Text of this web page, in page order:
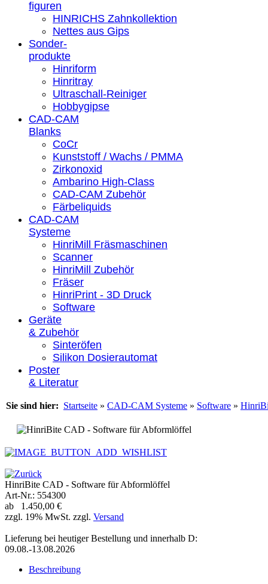
figuren
HINRICHS Zahnkollektion
Nettes aus Gips
Sonder-
produkte
Hinriform
Hinritray
Ultraschall-Reiniger
Hobbygipse
CAD-CAM
Blanks
CoCr
Kunststoff / Wachs / PMMA
Zirkonoxid
Ambarino High-Class
CAD-CAM Zubehör
Färbeliquids
CAD-CAM
Systeme
HinriMill Fräsmaschinen
Scanner
HinriMill Zubehör
Fräser
HinriPrint - 3D Druck
Software
Geräte
& Zubehör
Sinteröfen
Silikon Dosierautomat
Poster
& Literatur
Sie sind hier: Startseite » CAD-CAM Systeme » Software »
HinriBite CAD - Software für Abformlöffel
Art-Nr.: 554300
ab 1.450,00 €
zzgl. 19% MwSt. zzgl. Versand
Lieferung bei heutiger Bestellung und innerhalb D:
09.08.-13.08.2026
Beschreibung